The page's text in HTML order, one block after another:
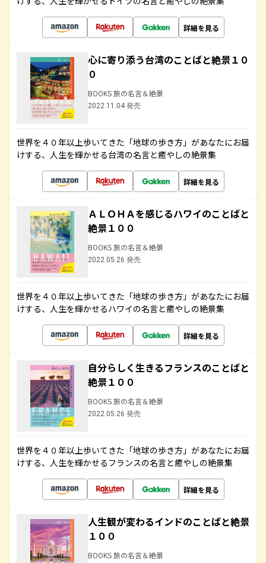
詳細を見る
心に寄り添う台湾のことばと絶景１０
０
BOOKS 旅の名言＆絶景
2022.11.04 発売
世界を４０年以上歩いてきた「地球の歩き方」があなたにお届
けする、人生を輝かせる台湾の名言と癒やしの絶景集
詳細を見る
ＡＬＯＨＡを感じるハワイのことばと
絶景１００
BOOKS 旅の名言＆絶景
2022.05.26 発売
世界を４０年以上歩いてきた「地球の歩き方」があなたにお届
けする、人生を輝かせるハワイの名言と癒やしの絶景集
詳細を見る
自分らしく生きるフランスのことばと
絶景１００
BOOKS 旅の名言＆絶景
2022.05.26 発売
世界を４０年以上歩いてきた「地球の歩き方」があなたにお届
けする、人生を輝かせるフランスの名言と癒やしの絶景集
詳細を見る
人生観が変わるインドのことばと絶景
１００
BOOKS 旅の名言＆絶景